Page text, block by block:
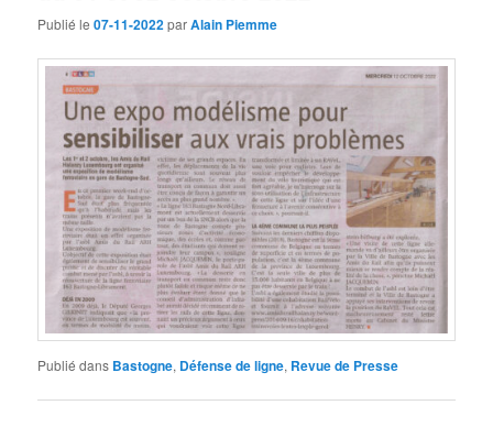
Publié le07-11-2022parAlain Piemme
Publié dans Bastogne, Défense de ligne, Revue de Presse